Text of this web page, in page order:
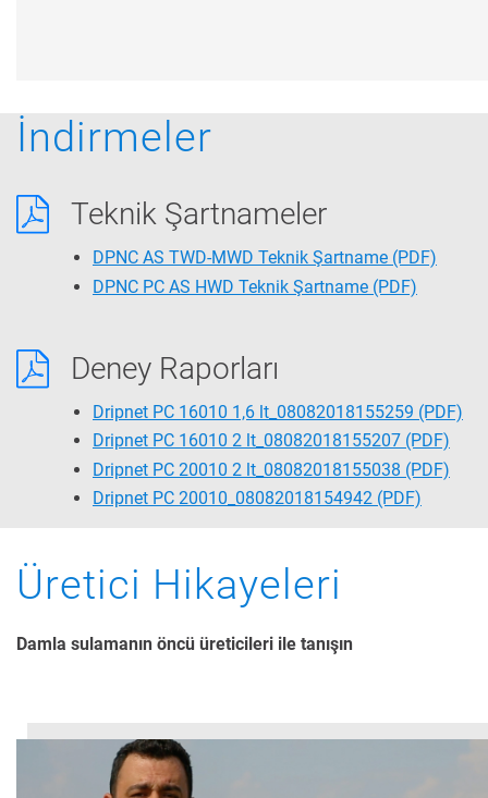
İndirmeler
Teknik Şartnameler
DPNC AS TWD-MWD Teknik Şartname (PDF)
DPNC PC AS HWD Teknik Şartname (PDF)
Deney Raporları
Dripnet PC 16010 1,6 lt_08082018155259 (PDF)
Dripnet PC 16010 2 lt_08082018155207 (PDF)
Dripnet PC 20010 2 lt_08082018155038 (PDF)
Dripnet PC 20010_08082018154942 (PDF)
Üretici Hikayeleri
Damla sulamanın öncü üreticileri ile tanışın